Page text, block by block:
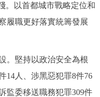
以首都城市戰略定位和
履職更好落實統籌發展
堅持以政治安全為根
14人、涉黑惡犯罪8件76
監委移送職務犯罪309件